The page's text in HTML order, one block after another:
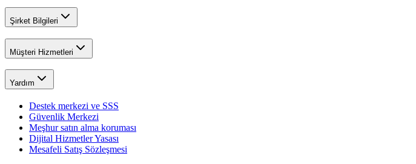
Şirket Bilgileri
Müşteri Hizmetleri
Yardım
Destek merkezi ve SSS
Güvenlik Merkezi
Meşhur satın alma koruması
Dijital Hizmetler Yasası
Mesafeli Satış Sözleşmesi